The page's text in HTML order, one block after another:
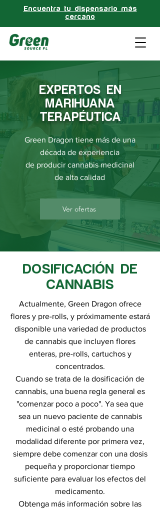
Encuentra tu dispensario más
cercano
EXPERTOS EN
MARIHUANA
TERAPÉUTICA
Green Dragon tiene más de una
década de experiencia
de producir cannabis medicinal
de alta calidad
Ver ofertas
DOSIFICACIÓN DE
CANNABIS
Actualmente, Green Dragon ofrece
flores y pre-rolls, y próximamente estará
disponible una variedad de productos
de cannabis que incluyen flores
enteras, pre-rolls, cartuchos y
concentrados.
Cuando se trata de la dosificación de
cannabis, una buena regla general es
"comenzar poco a poco". Ya sea que
sea un nuevo paciente de cannabis
medicinal o esté probando una
modalidad diferente por primera vez,
siempre debe comenzar con una dosis
pequeña y proporcionar tiempo
suficiente para evaluar los efectos del
medicamento.
Obtenga más información sobre las